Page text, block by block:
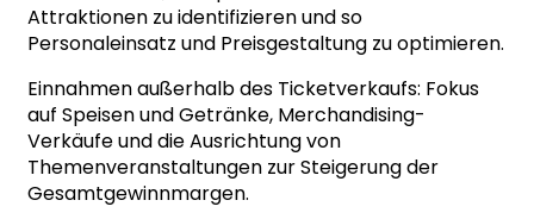
Attraktionen zu identifizieren und so
Personaleinsatz und Preisgestaltung zu optimieren.
Einnahmen außerhalb des Ticketverkaufs: Fokus
auf Speisen und Getränke, Merchandising-
Verkäufe und die Ausrichtung von
Themenveranstaltungen zur Steigerung der
Gesamtgewinnmargen.